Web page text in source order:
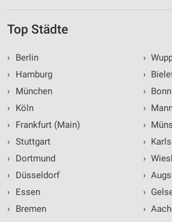
Top Städte
›
Berlin
›
Hamburg
›
München
›
Köln
›
Frankfurt (Main)
› Stuttgart
›
Dortmund
›
Düsseldorf
›
Essen
›
Bremen
›
›
› Bonn
›
›
›
›
›
›
›